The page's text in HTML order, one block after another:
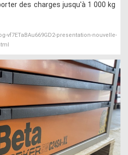
des charges jusqu'à 1 000 kg
vf7ETaBAu669GD2-presentation-nouvelle-